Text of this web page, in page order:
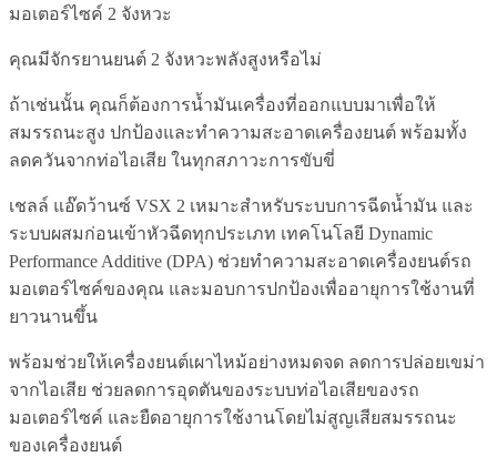
มอเตอร์ไซค์ 2 จังหวะ
คุณมีจักรยานยนต์ 2 จังหวะพลังสูงหรือไม่
ถ้าเช่นนั้น คุณก็ต้องการน้ำมันเครื่องที่ออกแบบมาเพื่อให้
สมรรถนะสูง ปกป้องและทำความสะอาดเครื่องยนต์ พร้อมทั้ง
ลดควันจากท่อไอเสีย ในทุกสภาวะการขับขี่
เชลล์ แอ๊ดว้านซ์ VSX 2 เหมาะสำหรับระบบการฉีดน้ำมัน และ
ระบบผสมก่อนเข้าหัวฉีดทุกประเภท เทคโนโลยี Dynamic
Performance Additive (DPA) ช่วยทำความสะอาดเครื่องยนต์รถ
มอเตอร์ไซค์ของคุณ และมอบการปกป้องเพื่ออายุการใช้งานที่
ยาวนานขึ้น
พร้อมช่วยให้เครื่องยนต์เผาไหม้อย่างหมดจด ลดการปล่อยเขม่า
จากไอเสีย ช่วยลดการอุดตันของระบบท่อไอเสียของรถ
มอเตอร์ไซค์ และยืดอายุการใช้งานโดยไม่สูญเสียสมรรถนะ
ของเครื่องยนต์